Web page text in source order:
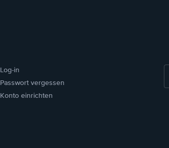
Log-in
Passwort vergessen
Konto einrichten